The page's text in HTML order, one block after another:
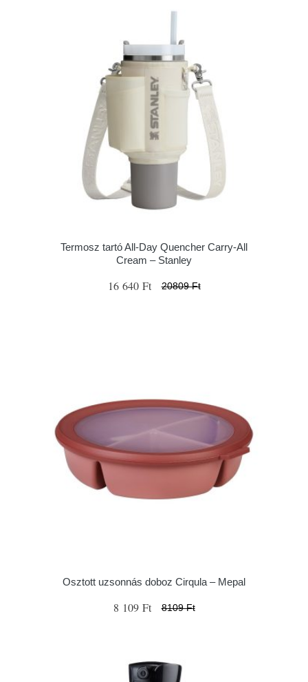
Termosz tartó All-Day Quencher Carry-All
Cream – Stanley
16 640 Ft 20809 Ft
Osztott uzsonnás doboz Cirqula – Mepal
8 109 Ft 8109 Ft